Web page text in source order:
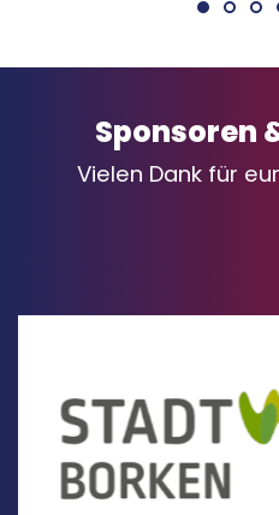
Sponsoren
Vielen Dank für